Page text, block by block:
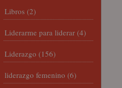
Libros (2)
Liderarme para liderar (4)
Liderazgo (156)
liderazgo femenino (6)